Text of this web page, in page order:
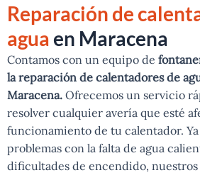
Reparación de
agua en Maracena
Contamos con un equipo de
la reparación de calentadores de
Maracena. Ofrecemos un servicio
resolver cualquier avería que esté
funcionamiento de tu calentador. Ya
problemas con la falta de agua
dificultades de encendido,